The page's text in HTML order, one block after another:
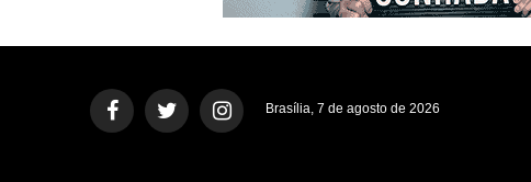
Brasília, 7 de agosto de 2026